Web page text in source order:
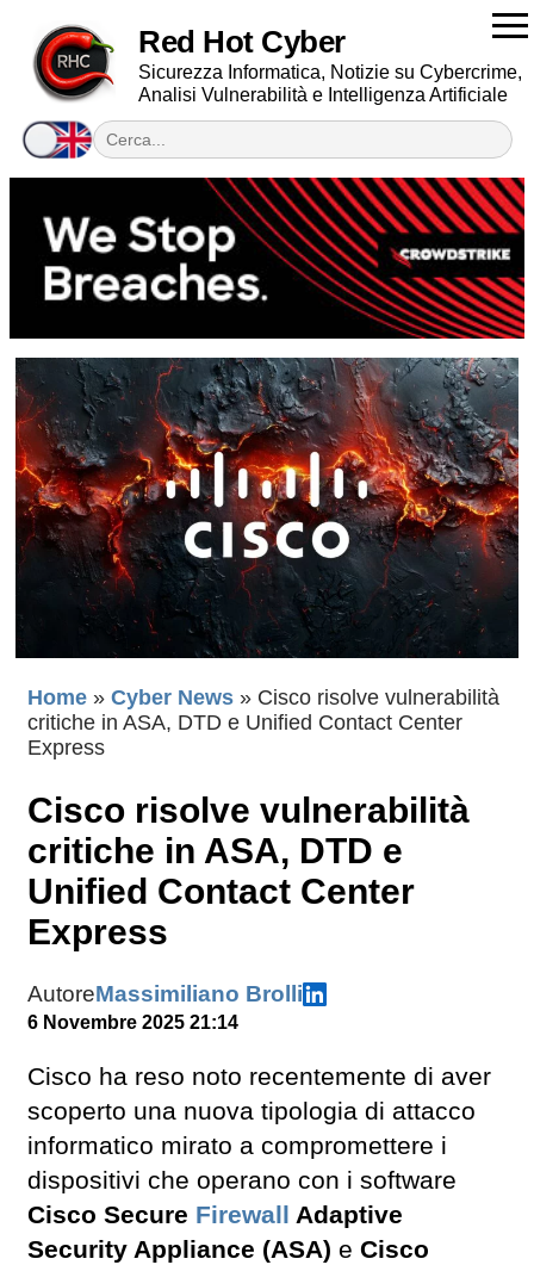
Red Hot Cyber
Sicurezza Informatica, Notizie su Cybercrime,
Analisi Vulnerabilità e Intelligenza Artificiale
Home » Cyber News » Cisco risolve vulnerabilità
critiche in ASA, DTD e Unified Contact Center
Express
Cisco risolve vulnerabilità
critiche in ASA, DTD e
Unified Contact Center
Express
AutoreMassimiliano Brolli
6 Novembre 2025 21:14
Cisco ha reso noto recentemente di aver
scoperto una nuova tipologia di attacco
informatico mirato a compromettere i
dispositivi che operano con i software
Cisco Secure Firewall Adaptive
Security Appliance (ASA) e Cisco